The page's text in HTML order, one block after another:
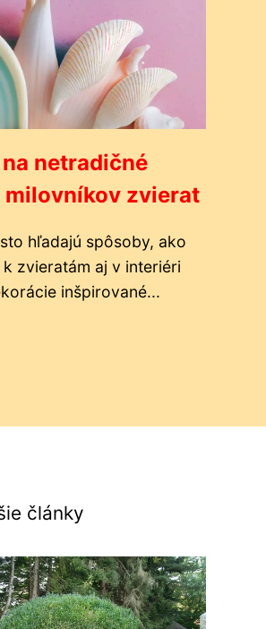
netradičné
milovníkov zvierat
hľadajú spôsoby, ako
zvieratám aj v interiéri
inšpirované...
články